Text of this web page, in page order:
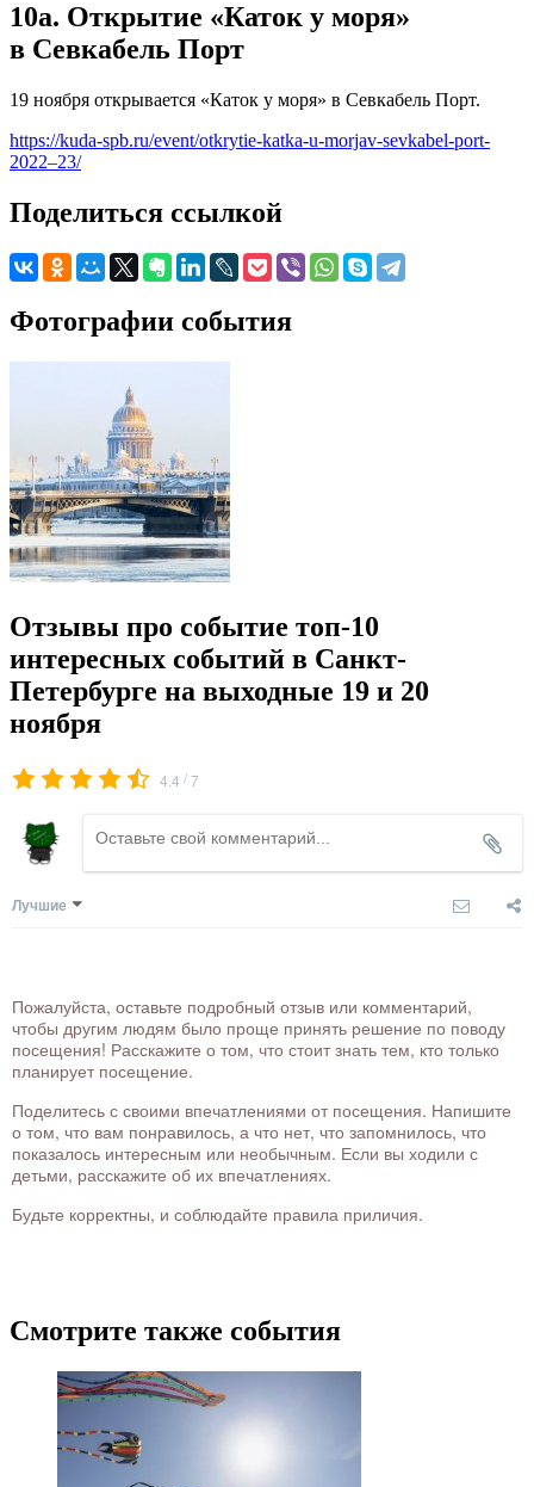
10а. Открытие «Каток у моря»
в Севкабель Порт
19 ноября открывается «Каток у моря» в Севкабель Порт.
https://kuda-spb.ru/event/otkrytie-katka-u-morjav-sevkabel-port-
2022–23/
Поделиться ссылкой
Фотографии события
Отзывы про событие топ-10
интересных событий в Санкт-
Петербурге на выходные 19 и 20
ноября
4.4 /7
Лучшие
Пожалуйста, оставьте подробный отзыв или комментарий,
чтобы другим людям было проще принять решение по поводу
посещения! Расскажите о том, что стоит знать тем, кто только
планирует посещение.
Поделитесь с своими впечатлениями от посещения. Напишите
о том, что вам понравилось, а что нет, что запомнилось, что
показалось интересным или необычным. Если вы ходили с
детьми, расскажите об их впечатлениях.
Будьте корректны, и соблюдайте правила приличия.
Смотрите также события